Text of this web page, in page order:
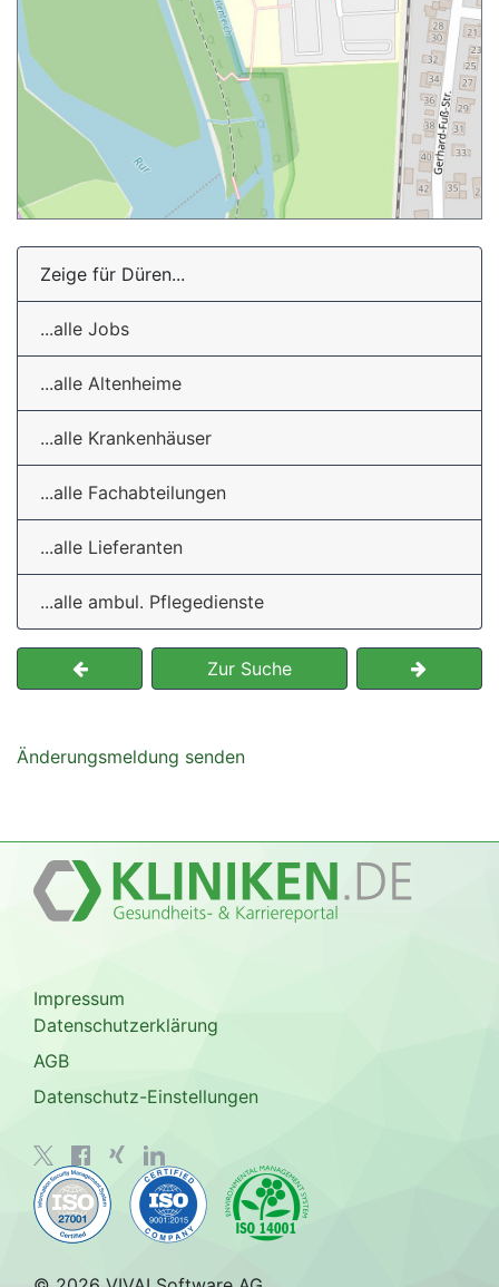
Zeige für Düren...
...alle Jobs
...alle Altenheime
...alle Krankenhäuser
...alle Fachabteilungen
...alle Lieferanten
...alle ambul. Pflegedienste
Zur Suche
Änderungsmeldung senden
Impressum
Datenschutzerklärung
AGB
Datenschutz-Einstellungen